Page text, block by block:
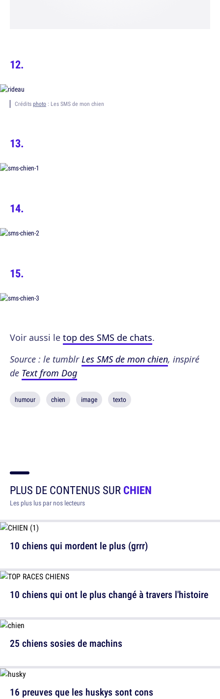
Crédits photo : Les SMS de mon chien
Voir aussi le top des SMS de chats.
Source : le tumblrLes SMS de mon chien, inspiré
de Text from Dog
humour chien image texto
PLUS DE CONTENUS SURCHIEN
Les plus lus par nos lecteurs
10 chiens qui mordent le plus (grrr)
25 chiens sosies de machins
10 chiens qui ont le plus changé à travers l'histoire
16 preuves que les huskys sont cons